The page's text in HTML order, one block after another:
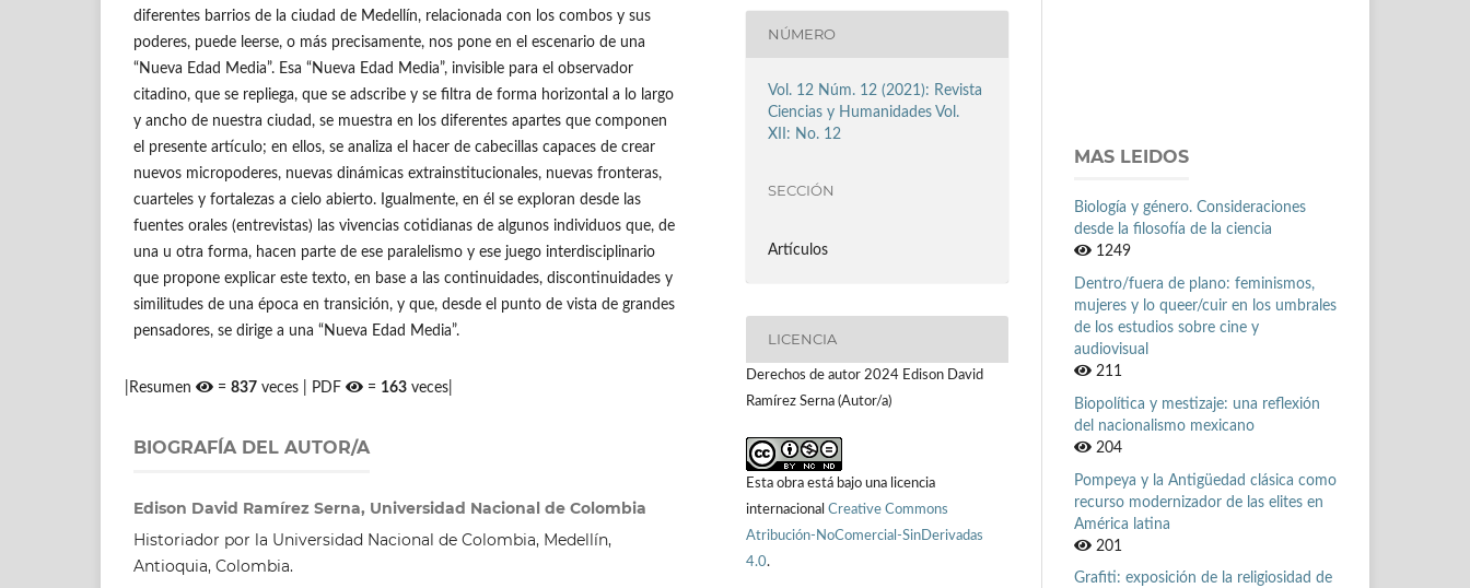
diferentes barrios de la ciudad de Medellín, relacionada con los combos y sus
poderes, puede leerse, o más precisamente, nos pone en el escenario de una
“Nueva Edad Media”. Esa “Nueva Edad Media”, invisible para el observador
citadino, que se repliega, que se adscribe y se filtra de forma horizontal a lo largo
y ancho de nuestra ciudad, se muestra en los diferentes apartes que componen
el presente artículo; en ellos, se analiza el hacer de cabecillas capaces de crear
nuevos micropoderes, nuevas dinámicas extrainstitucionales, nuevas fronteras,
cuarteles y fortalezas a cielo abierto. Igualmente, en él se exploran desde las
fuentes orales (entrevistas) las vivencias cotidianas de algunos individuos que, de
una u otra forma, hacen parte de ese paralelismo y ese juego interdisciplinario
que propone explicar este texto, en base a las continuidades, discontinuidades y
similitudes de una época en transición, y que, desde el punto de vista de grandes
pensadores, se dirige a una “Nueva Edad Media”.
|Resumen =837 veces | PDF = 163 veces|
BIOGRAFÍA DEL AUTOR/A
Edison David Ramírez Serna, Universidad Nacional de Colombia
Historiador por la Universidad Nacional de Colombia, Medellín,
Antioquia, Colombia.
NÚMERO
Vol. 12 Núm. 12 (2021): Revista
Ciencias y Humanidades Vol.
XII: No. 12
SECCIÓN
Artículos
LICENCIA
Derechos de autor 2024 Edison David
Ramírez Serna (Autor/a)
Esta obra está bajo una licencia
internacional Creative Commons
Atribución-NoComercial-SinDerivadas
4.0.
MAS LEIDOS
Biología y género. Consideraciones
desde la filosofía de la ciencia
1249
Dentro/fuera de plano: feminismos,
mujeres y lo queer/cuir en los umbrales
de los estudios sobre cine y
audiovisual
211
Biopolítica y mestizaje: una reflexión
del nacionalismo mexicano
204
Pompeya y la Antigüedad clásica como
recurso modernizador de las elites en
América latina
201
Grafiti: exposición de la religiosidad de